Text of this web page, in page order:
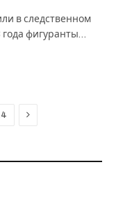
в следственном
года фигуранты…
Next